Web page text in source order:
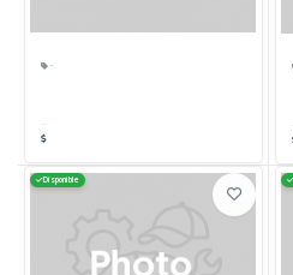
·
Disponible